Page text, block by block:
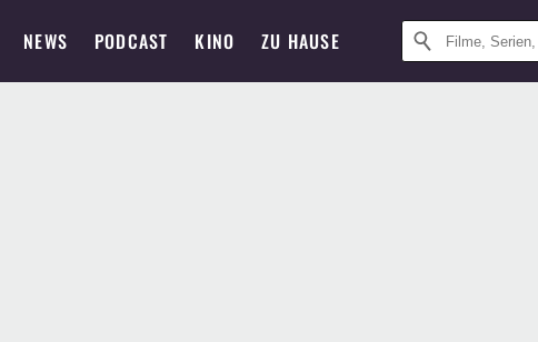
NEWS PODCAST KINO ZU HAUSE